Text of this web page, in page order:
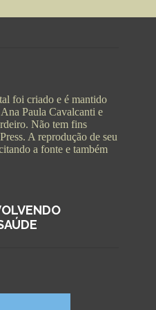
foi criado e é mantido
Paula Cavalcanti e
Não tem fins
A reprodução de seu
a fonte e também